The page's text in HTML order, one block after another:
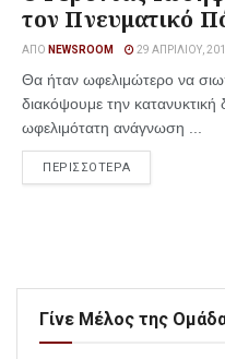
τον Πνευματικό
ΑΠΌ NEWSROOM 29 ΑΠΡΙΛΊΟΥ,
Θα ήταν ωφελιμώτερο να
διακόψουμε την
ωφελιμότατη ανάγνωση ...
ΠΕΡΙΣΣΟΤΕΡΑ
Γίνε Μέλος της